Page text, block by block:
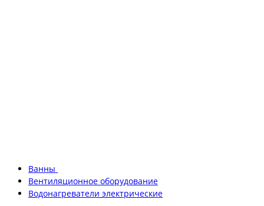
Ванны
Вентиляционное оборудование
Водонагреватели электрические